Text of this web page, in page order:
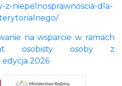
z-niepelnosprawnoscia-dla-
na wsparcie w ramach
osobisty osoby z
edycja 2026